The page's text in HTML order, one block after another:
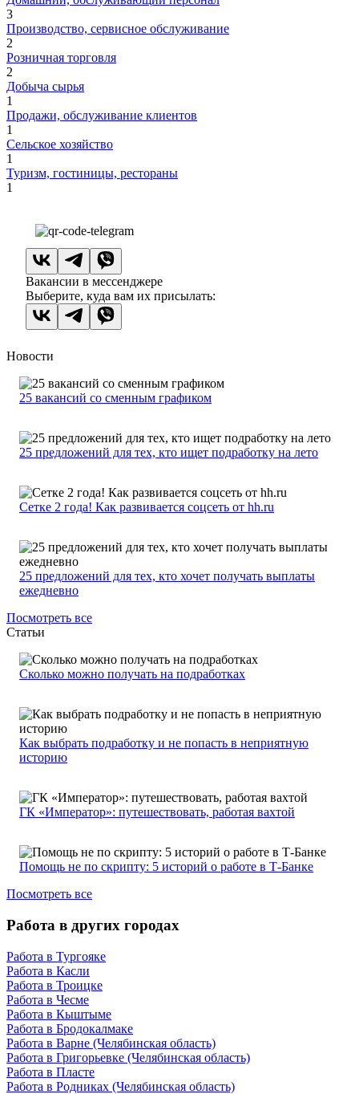
3
Производство, сервисное обслуживание
2
Розничная торговля
2
Добыча сырья
1
Продажи, обслуживание клиентов
1
Сельское хозяйство
1
Туризм, гостиницы, рестораны
1
Вакансии в мессенджере
Выберите, куда вам их присылать:
Новости
25 вакансий со сменным графиком
25 предложений для тех, кто ищет подработку на лето
Сетке 2 года! Как развивается соцсеть от hh.ru
25 предложений для тех, кто хочет получать выплаты
ежедневно
Посмотреть все
Статьи
Сколько можно получать на подработках
Как выбрать подработку и не попасть в неприятную
историю
ГК «Император»: путешествовать, работая вахтой
Помощь не по скрипту: 5 историй о работе в Т-Банке
Посмотреть все
Работа в других городах
Работа в Тургояке
Работа в Касли
Работа в Троицке
Работа в Чесме
Работа в Кыштыме
Работа в Бродокалмаке
Работа в Варне (Челябинская область)
Работа в Григорьевке (Челябинская область)
Работа в Пласте
Работа в Родниках (Челябинская область)